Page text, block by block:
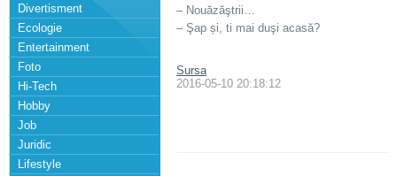
Divertisment
Ecologie
Entertainment
Foto
Hi-Tech
Hobby
Job
Juridic
Lifestyle
– Nouăzăştrii…
– Şap și, ti mai duşi acasă?
Sursa
2016-05-10 20:18:12